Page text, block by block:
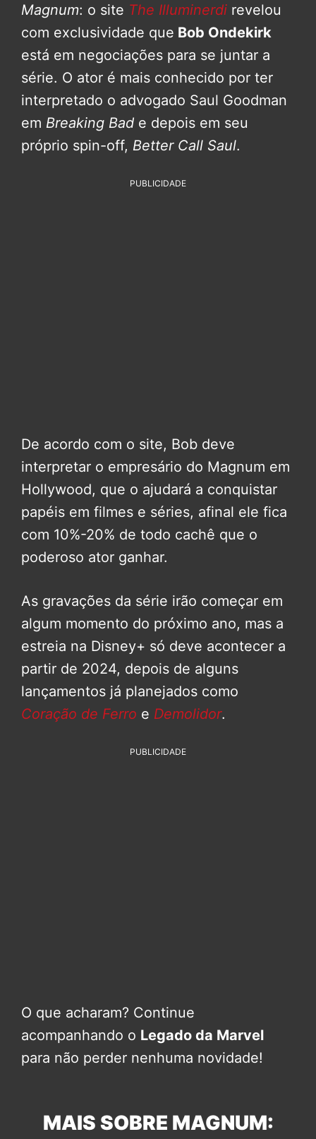
Magnum: o site The Illuminerdi revelou
com exclusividade que Bob Ondekirk
está em negociações para se juntar a
série. O ator é mais conhecido por ter
interpretado o advogado Saul Goodman
em Breaking Bad e depois em seu
próprio spin-off, Better Call Saul.
PUBLICIDADE
De acordo com o site, Bob deve
interpretar o empresário do Magnum em
Hollywood, que o ajudará a conquistar
papéis em filmes e séries, afinal ele fica
com 10%-20% de todo cachê que o
poderoso ator ganhar.
As gravações da série irão começar em
algum momento do próximo ano, mas a
estreia na Disney+ só deve acontecer a
partir de 2024, depois de alguns
lançamentos já planejados como
Coração de Ferro e Demolidor.
PUBLICIDADE
O que acharam? Continue
acompanhando o Legado da Marvel
para não perder nenhuma novidade!
MAIS SOBRE MAGNUM: